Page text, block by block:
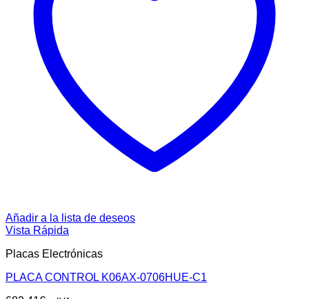
Añadir a la lista de deseos
Vista Rápida
Placas Electrónicas
PLACA CONTROL K06AX-0706HUE-C1